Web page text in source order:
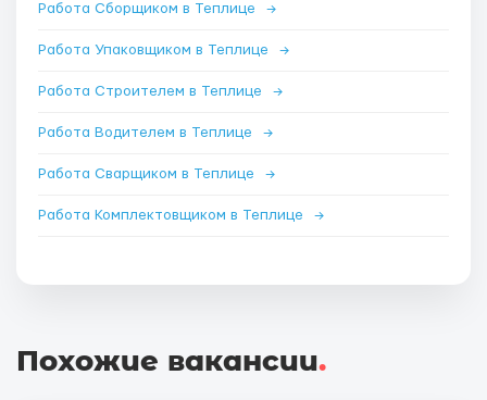
Работа Сборщиком в Теплице →
Работа Упаковщиком в Теплице →
Работа Строителем в Теплице →
Работа Водителем в Теплице →
Работа Сварщиком в Теплице →
Работа Комплектовщиком в Теплице →
Похожие вакансии.